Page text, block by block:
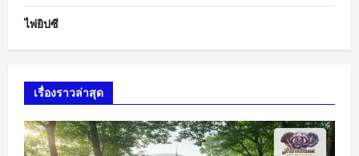
ไพ่ยิปซี
เรื่องราวล่าสุด